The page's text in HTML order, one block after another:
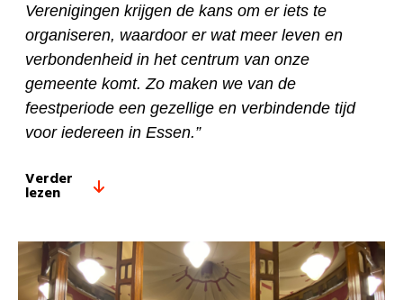
Verenigingen krijgen de kans om er iets te
organiseren, waardoor er wat meer leven en
verbondenheid in het centrum van onze
gemeente komt. Zo maken we van de
feestperiode een gezellige en verbindende tijd
voor iedereen in Essen.”
Verder
lezen